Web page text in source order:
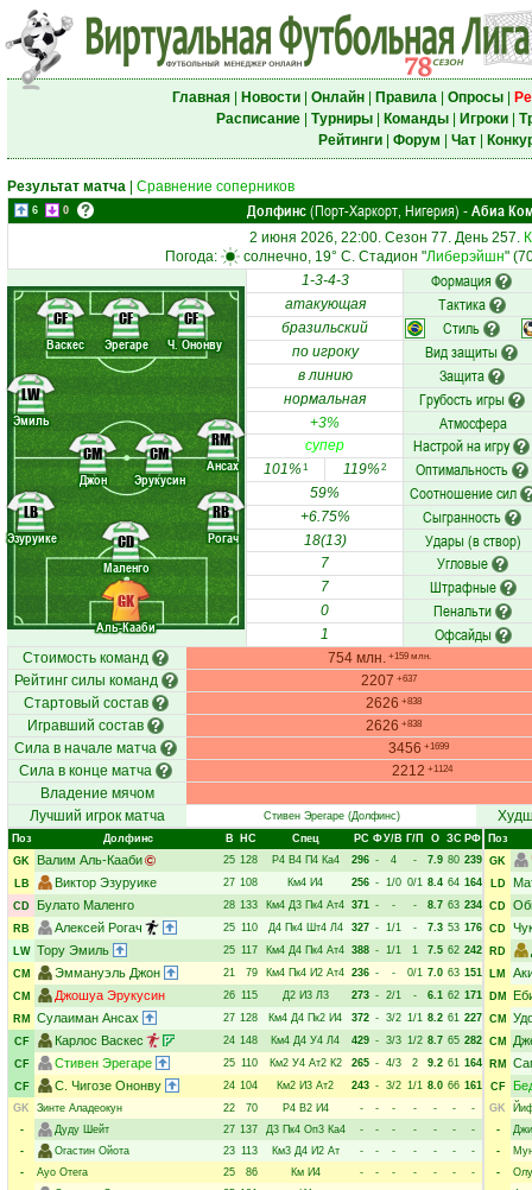
Главная| Новости| Онлайн| Правила| Опросы|
Расписание| Турниры| Команды| Игроки|
Рейтинги| Форум Чат|
Результат матча Сравнение соперников
6 0 Долфинс(Порт-Харкорт, Нигерия) - Абиа
2 июня 2026, 22:00. Сезон 77. День 257.
Погода:
солнечно, 19° C. Стадион "Либерэйшн"
Аль-Кааби
Эзуруике
Маленго
Рогач
Эмиль
Джон Эрукусин
Ансах
Васкес Эрегаре Ч. Ононву
GK
LB
CD
RB
LW
CM CM
RM
CF CF CF
1-3-4-3 Формация
атакующая Тактика
бразильский Стиль
по игроку Вид защиты
в линию Защита
нормальная Грубость игры
+3% Атмосфера
супер Настрой на игру
101%1 119%2 Оптимальность
59% Соотношение сил
+6.75% Сыгранность
18(13) Удары (в створ)
7 Угловые
7 Штрафные
0 Пенальти
1 Офсайды
Стоимость команд 754 млн. +159 млн.
Рейтинг силы команд 2207 +637
Стартовый состав 2626 +838
Игравший состав 2626 +838
Сила в начале матча 3456 +1699
Сила в конце матча 2212 +1124
Владение мячом
Лучший игрок матча
Стивен Эрегаре(Долфинс)
Поз Долфинс В НC Спец РC ФУ/В Г/П О ЗС РФ
GK
Валим Аль-Кааби 25 128 Р4 В4 П4 Ка4 296 - 4 - 7.9 80 239
LB
Виктор Эзуруике 27 108 Км4 И4 256 - 1/0 0/1 8.4 64 164
CD
Булато Маленго 28 133 Км4 Д3 Пк4 Ат4 371 - - - 8.7 63 234
RB
Алексей Рогач 25 110 Д4 Пк4 Шт4 Л4 327 - 1/1 - 7.3 53 176
LW Тору Эмиль 25 117 Км4 Д4 Пк4 Ат4 388 - 1/1 1 7.5 62 242
CM
Эммануэль Джон 21 79 Км4 Пк4 И2 Ат4 236 - - 0/1 7.0 63 151
CM
Джошуа Эрукусин 26 115 Д2 И3 Л3 273 - 2/1 - 6.1 62 171
RM
Сулаиман Ансах 27 128 Км4 Д4 Пк2 И4 372 - 3/2 1/1 8.2 61 227
CF
Карлос Васкес 24 148 Км4 Д4 У4 Л4 429 - 3/3 1/2 8.7 65 282
CF
Стивен Эрегаре 25 110 Км2 У4 Ат2 К2 265 - 4/3 2 9.2 61 164
CF
С. Чигозе Ононву 24 104 Км2 И3 Ат2 243 - 3/2 1/1 8.0 66 161
GK
Зинте Аладеокун 22 70 Р4 В2 И4 - - - - - -
-
-
Дуду Шейт 27 137 Д3 Пк4 Оп3 Ка4 - - - - - -
-
-
Огастин Ойота 23 113 Км3 Д4 И2 Ат - - - - - -
-
-
Ауо Отега 25 86 Км И4 - - - - - -
-
Поз
GK
LD
CD
CD
RD
LM
DM
CM
CM
RM
CF
GK
-
-
-